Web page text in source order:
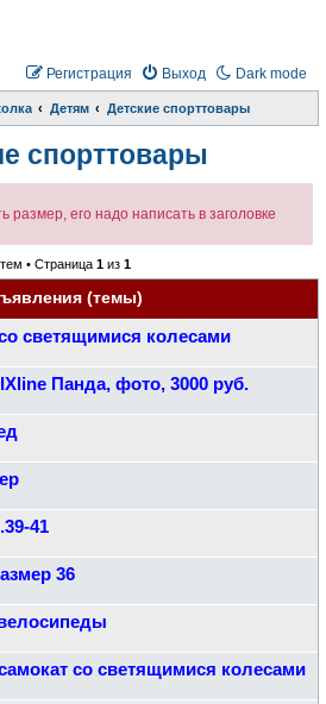
Dark mode
Выход
Регистрация
Детям Детские спорттовары
спорттовары
размер, его надо написать в заголовке
• Страница 1из 1
(темы)
светящимися колесами
Панда, фото, 3000 руб.
41
36
со светящимися колесами